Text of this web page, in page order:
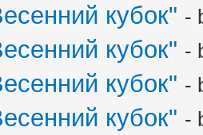
кубок" -
кубок" -
кубок" -
кубок" -